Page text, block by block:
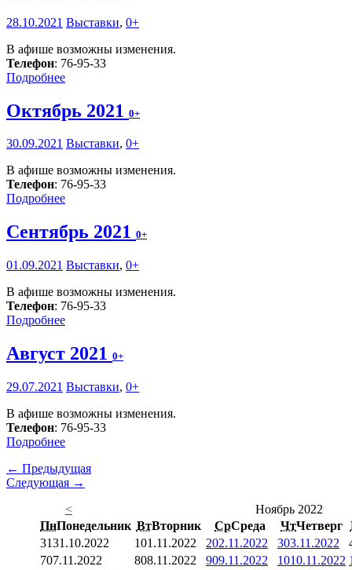
28.10.2021 Выставки, 0+
В афише возможны изменения.
Телефон: 76-95-33
Подробнее
Октябрь 2021 0+
30.09.2021 Выставки, 0+
В афише возможны изменения.
Телефон: 76-95-33
Подробнее
Сентябрь 2021 0+
01.09.2021 Выставки, 0+
В афише возможны изменения.
Телефон: 76-95-33
Подробнее
Август 2021 0+
29.07.2021 Выставки, 0+
В афише возможны изменения.
Телефон: 76-95-33
Подробнее
← Предыдущая
Следующая →
<
Ноябрь 2022
ПнПонедельник ВтВторник СрСреда ЧтЧетверг
3131.10.2022 101.11.2022 202.11.2022 303.11.2022
707.11.2022 808.11.2022 909.11.2022 1010.11.2022